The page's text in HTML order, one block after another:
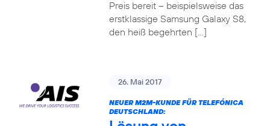
Preis bereit – beispielsweise das
erstklassige Samsung Galaxy S8,
den heiß begehrten […]
26. Mai 2017
NEUER M2M-KUNDE FÜR TELEFÓNICA
DEUTSCHLAND: